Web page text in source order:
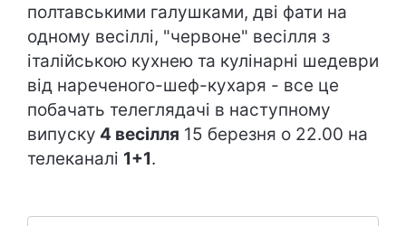
полтавськими галушками, дві фати на
одному весіллі, "червоне" весілля з
італійською кухнею та кулінарні шедеври
від нареченого-шеф-кухаря - все це
побачать телеглядачі в наступному
випуску 4 весілля 15 березня о 22.00 на
телеканалі 1+1.